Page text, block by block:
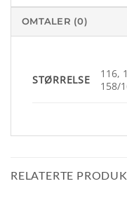
OMTALER (0)
STØRRELSE
116,
158/
RELATERTE